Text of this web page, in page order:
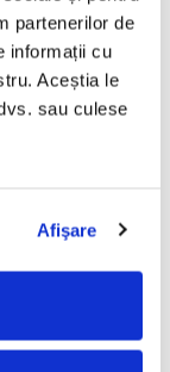
partenerilor de
informații cu
Aceștia le
sau culese
Afişare
- Remember
Audio)
Lei